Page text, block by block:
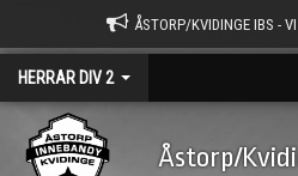
ÅSTORP/KVIDINGE IBS -
HERRAR DIV 2
Åstorp/